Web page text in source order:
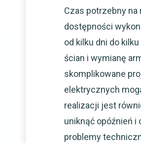
Czas potrzebny na
dostępności
od kilku dni do
ścian i wymianę
skomplikowane
elektrycznych
realizacji jest
uniknąć opóźnień i
problemy